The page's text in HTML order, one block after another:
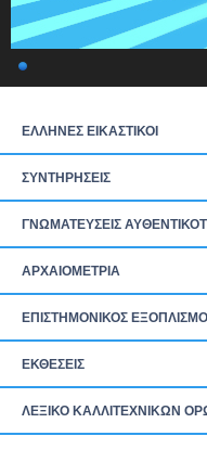
ΕΛΛΗΝΕΣ ΕΙΚΑΣΤΙΚΟΙ
ΣΥΝΤΗΡΗΣΕΙΣ
ΓΝΩΜΑΤΕΥΣΕΙΣ
ΑΡΧΑΙΟΜΕΤΡΙΑ
ΕΠΙΣΤΗΜΟΝΙΚΟΣ
ΕΚΘΕΣΕΙΣ
ΛΕΞΙΚΟ ΚΑΛΛΙΤΕΧΝΙΚΩΝ